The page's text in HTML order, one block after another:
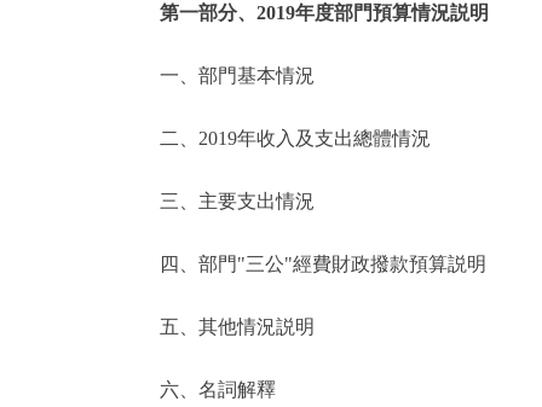
便民服務
仲介服務
第一部分、2019年度部門預算情況説明
一、部門基本情況
二、2019年收入及支出總體情況
三、主要支出情況
四、部門"三公"經費財政撥款預算説明
五、其他情況説明
六、名詞解釋